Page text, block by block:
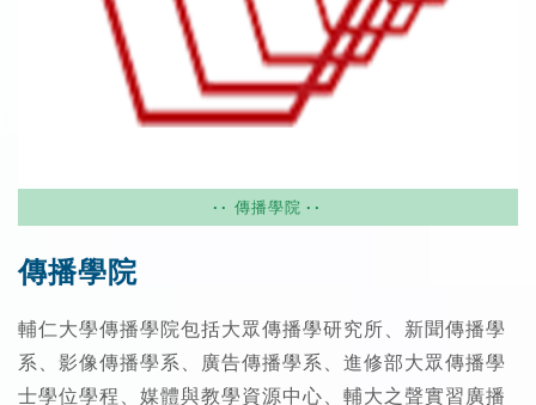
傳播學院
傳播學院
輔仁大學傳播學院包括大眾傳播學研究所、新聞傳播學
系、影像傳播學系、廣告傳播學系、進修部大眾傳播學
士學位學程、媒體與教學資源中心、輔大之聲實習廣播